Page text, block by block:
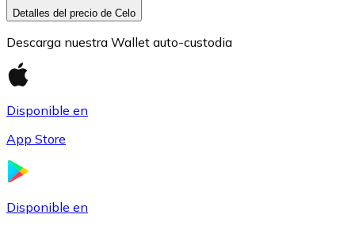
Detalles del precio de Celo
Descarga nuestra Wallet auto-custodia
Disponible en
App Store
Disponible en